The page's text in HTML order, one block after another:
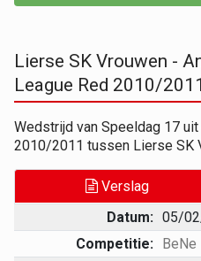
Lierse SK Vrouwen -
League Red 2010/
Wedstrijd van Speeldag 17
2010/2011 tussen Lierse SK
Verslag
Datum: 05/
Competitie: BeNe